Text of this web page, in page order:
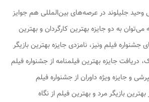
وحید جلیلوند در عرصه‌های بین‌المللی هم جوایز
به دو جایزه بهترین کارگردان و بهترین
فیلم ونیز، نامزدی جایزه بهترین بازیگر
دریافت جایزه بهترین فیلمنامه از جشنواره فیلم
و جایزه ویژه داوران از جشنواره فیلم
بازیگر مرد و بهترین فیلم از نگاه